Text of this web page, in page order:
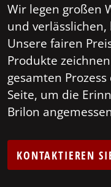
Wir legen großen
und
Unsere fairen
Produkte
gesamten
Seite, um die
Brilon
KONTAKTIEREN